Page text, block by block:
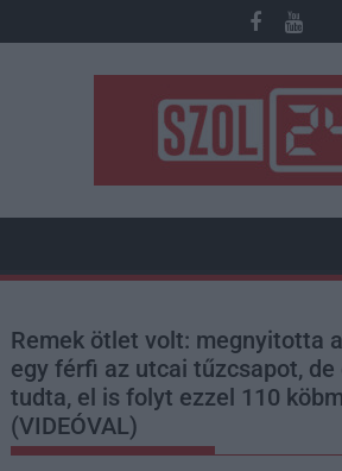
to
Remek ötlet volt: megnyitotta
egy férfi az utcai tűzcsapot,
tudta, el is folyt ezzel 110
(VIDEÓVAL)